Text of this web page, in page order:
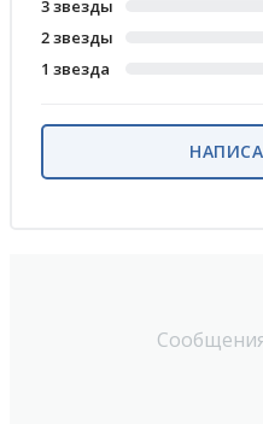
3 звезды
2 звезды
1 звезда